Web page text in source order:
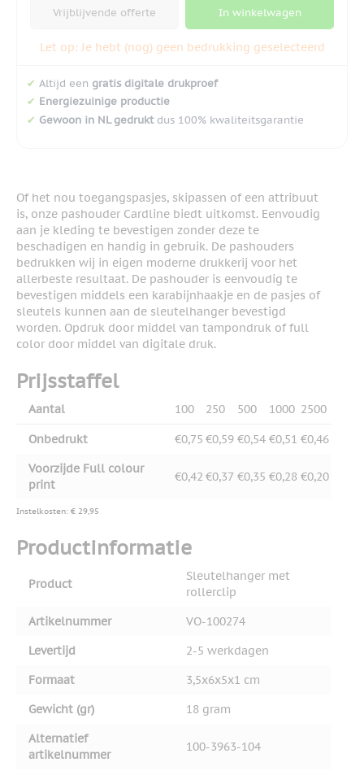
Vrijblijvende offerte In winkelwagen
Let op: Je hebt (nog) geen bedrukking geselecteerd
✔ Altijd een gratis digitale drukproef
✔ Energiezuinige productie
✔ Gewoon in NL gedruktdus 100% kwaliteitsgarantie
Of het nou toegangspasjes, skipassen of een attribuut
is, onze pashouder Cardline biedt uitkomst. Eenvoudig
aan je kleding te bevestigen zonder deze te
beschadigen en handig in gebruik. De pashouders
bedrukken wij in eigen moderne drukkerij voor het
allerbeste resultaat. De pashouder is eenvoudig te
bevestigen middels een karabijnhaakje en de pasjes of
sleutels kunnen aan de sleutelhanger bevestigd
worden. Opdruk door middel van tampondruk of full
color door middel van digitale druk.
Prijsstaffel
Aantal 100 250 500 1000 2500
Onbedrukt €0,75 €0,59 €0,54 €0,51 €0,46
Voorzijde Full colour
print
€0,42 €0,37 €0,35 €0,28 €0,20
Instelkosten: € 29,95
Productinformatie
Product
Sleutelhanger met
rollerclip
Artikelnummer
VO-100274
Levertijd
2-5 werkdagen
Formaat
3,5x6x5x1 cm
Gewicht (gr)
18 gram
Alternatief
artikelnummer
100-3963-104